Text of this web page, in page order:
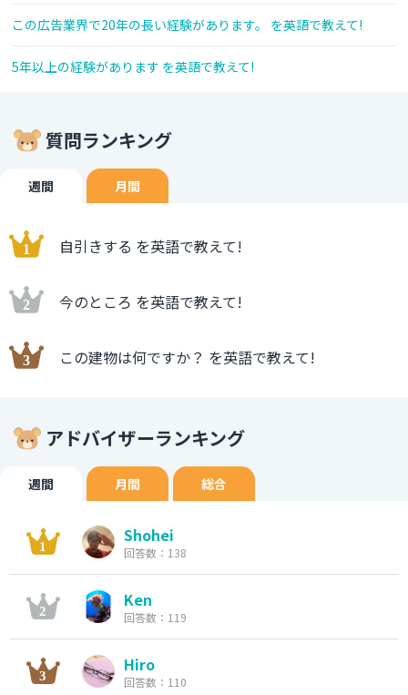
この広告業界で20年の長い経験があります。 を英語で教えて!
5年以上の経験があります を英語で教えて!
質問ランキング
週間 月間
自引きする を英語で教えて!
今のところ を英語で教えて!
この建物は何ですか？ を英語で教えて!
アドバイザーランキング
週間 月間 総合
Shohei
回答数：138
Ken
回答数：119
Hiro
回答数：110